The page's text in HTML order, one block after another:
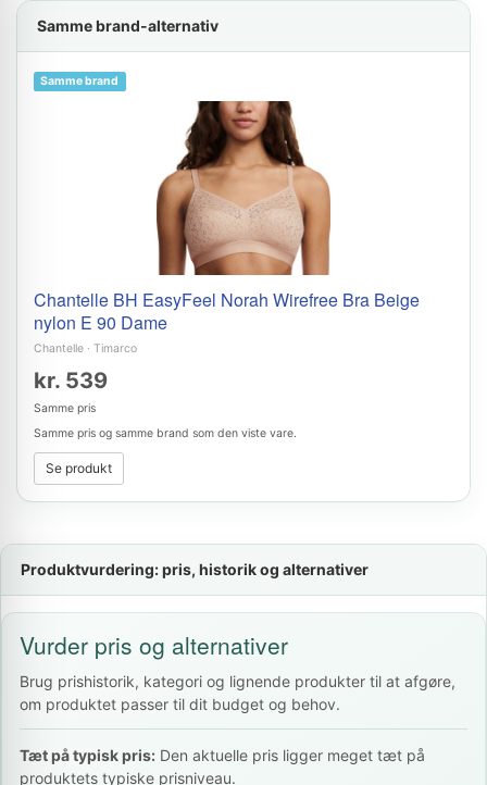
Samme brand-alternativ
Samme brand
Chantelle BH EasyFeel Norah Wirefree Bra Beige
nylon E 90 Dame
Chantelle · Timarco
kr. 539
Samme pris
Samme pris og samme brand som den viste vare.
Se produkt
Produktvurdering: pris, historik og alternativer
Vurder pris og alternativer
Brug prishistorik, kategori og lignende produkter til at afgøre,
om produktet passer til dit budget og behov.
Tæt på typisk pris: Den aktuelle pris ligger meget tæt på
produktets typiske prisniveau.